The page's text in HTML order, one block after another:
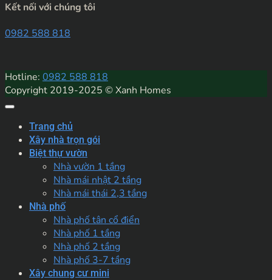
Kết nối với chúng tôi
0982 588 818
Hotline: 0982 588 818
Copyright 2019-2025 © Xanh Homes
Trang chủ
Xây nhà trọn gói
Biệt thự vườn
Nhà vườn 1 tầng
Nhà mái nhật 2 tầng
Nhà mái thái 2,3 tầng
Nhà phố
Nhà phố tân cổ điển
Nhà phố 1 tầng
Nhà phố 2 tầng
Nhà phố 3-7 tầng
Xây chung cư mini